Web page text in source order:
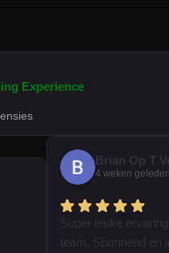
Experience
Brian Op T
4 weken geleden
Super leuke
team. Spannend en